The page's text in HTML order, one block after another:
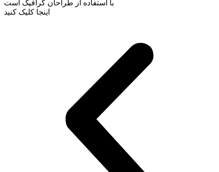
با استفاده از طراحان گرافیک است
اینجا کلیک کنید